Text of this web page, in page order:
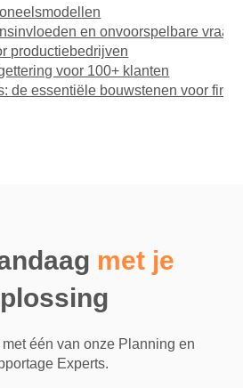
en onvoorspelbare vraag
productiebedrijven
voor 100+ klanten
de essentiële bouwstenen voor
met je
één van onze Planning en
Experts.